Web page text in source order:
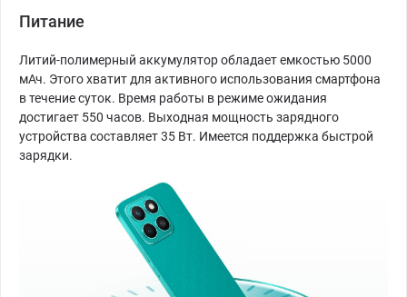
Питание
Литий-полимерный аккумулятор обладает емкостью 5000
мАч. Этого хватит для активного использования смартфона
в течение суток. Время работы в режиме ожидания
достигает 550 часов. Выходная мощность зарядного
устройства составляет 35 Вт. Имеется поддержка быстрой
зарядки.